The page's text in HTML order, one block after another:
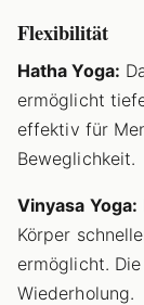
Flexibilität
Hatha Yoga:
ermöglicht
effektiv für
Beweglichkeit.
Vinyasa Yoga:
Körper
ermöglicht.
Wiederholung.